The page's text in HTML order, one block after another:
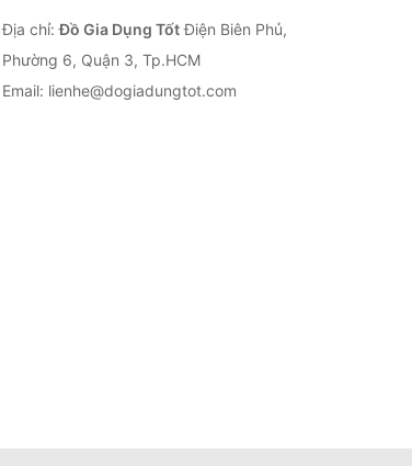
Địa chỉ:Đồ Gia Dụng TốtĐiện Biên Phủ,
Phường 6, Quận 3, Tp.HCM
Email: lienhe@dogiadungtot.com